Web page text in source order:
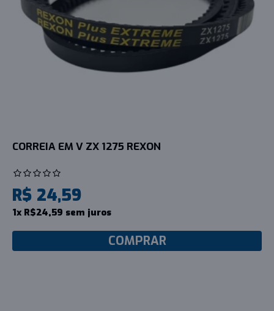
CORREIA EM V ZX 1275 REXON
R$ 24,59
1x R$24,59 sem juros
COMPRAR